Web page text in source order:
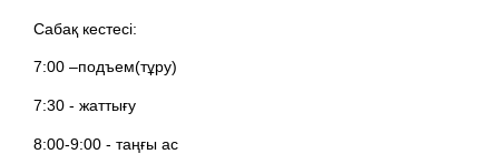
Сабақ кестесі:
7:00 –подъем(тұру)
7:30 - жаттығу
8:00-9:00 - таңғы ас